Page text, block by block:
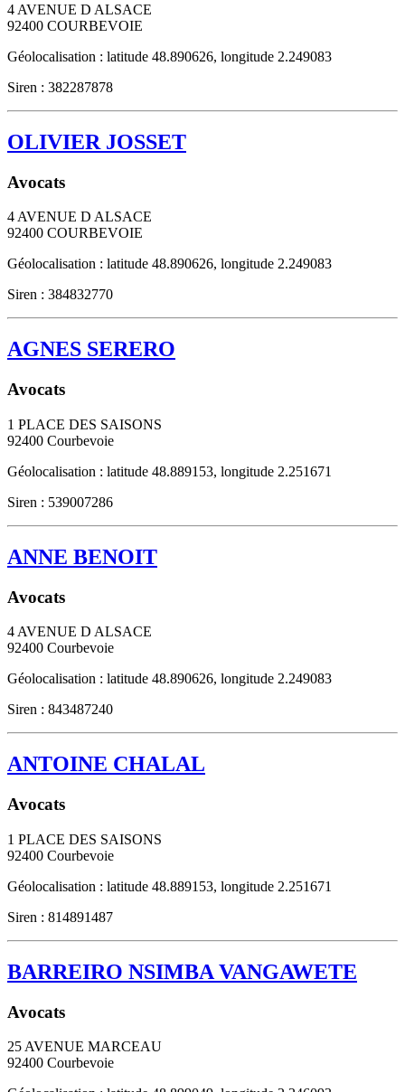
4 AVENUE D ALSACE
92400 COURBEVOIE
Géolocalisation : latitude 48.890626, longitude 2.249083
Siren : 382287878
OLIVIER JOSSET
Avocats
4 AVENUE D ALSACE
92400 COURBEVOIE
Géolocalisation : latitude 48.890626, longitude 2.249083
Siren : 384832770
AGNES SERERO
Avocats
1 PLACE DES SAISONS
92400 Courbevoie
Géolocalisation : latitude 48.889153, longitude 2.251671
Siren : 539007286
ANNE BENOIT
Avocats
4 AVENUE D ALSACE
92400 Courbevoie
Géolocalisation : latitude 48.890626, longitude 2.249083
Siren : 843487240
ANTOINE CHALAL
Avocats
1 PLACE DES SAISONS
92400 Courbevoie
Géolocalisation : latitude 48.889153, longitude 2.251671
Siren : 814891487
BARREIRO NSIMBA VANGAWETE
Avocats
25 AVENUE MARCEAU
92400 Courbevoie